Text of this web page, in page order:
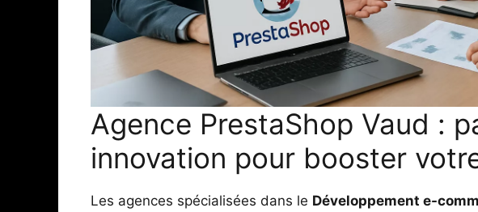
Agence PrestaShop Vaud :
innovation pour booster
Les agences spécialisées dans le Développement e-